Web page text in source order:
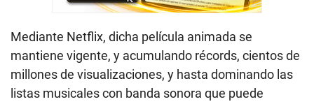
Mediante Netflix, dicha película animada se
mantiene vigente, y acumulando récords, cientos de
millones de visualizaciones, y hasta dominando las
listas musicales con banda sonora que puede